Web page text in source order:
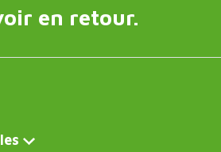
en retour.